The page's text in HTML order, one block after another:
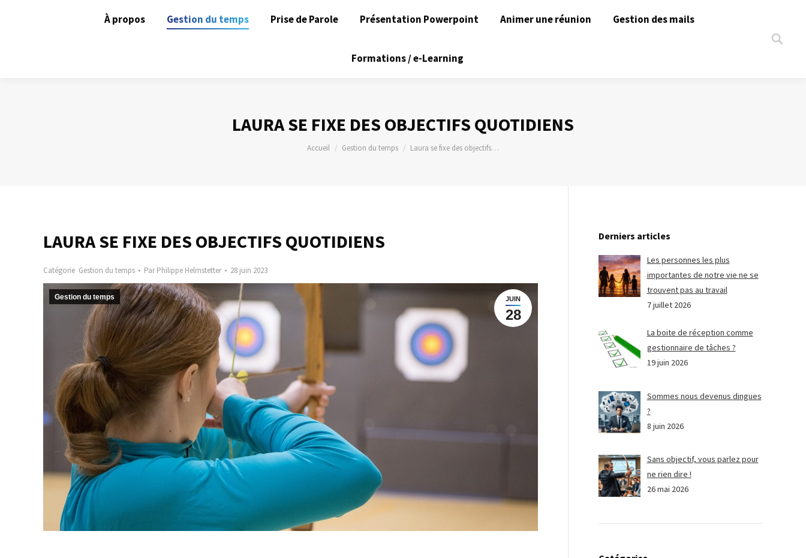
À propos Gestion du temps Prise de Parole Présentation Powerpoint Animer une réunion Gestion des mails
Formations / e-Learning
Search:
LAURA SE FIXE DES OBJECTIFS QUOTIDIENS
Vous êtes ici :
Accueil Gestion du temps Laura se fixe des objectifs…
LAURA SE FIXE DES OBJECTIFS QUOTIDIENS
Catégorie Gestion du temps ParPhilippe Helmstetter 28 juin 2023
JUIN
28
Gestion du temps
Derniers articles
Les personnes les plus
importantes de notre vie ne se
trouvent pas au travail
7 juillet 2026
La boite de réception comme
gestionnaire de tâches ?
19 juin 2026
Sommes nous devenus dingues
?
8 juin 2026
Sans objectif, vous parlez pour
ne rien dire !
26 mai 2026